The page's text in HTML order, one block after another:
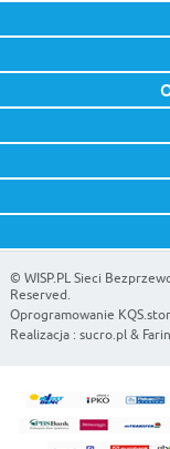
© WISP.PL Sieci
Reserved.
Oprogramowanie
Realizacja : sucro.pl&